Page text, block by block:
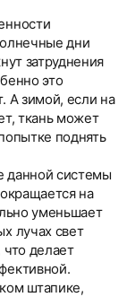
дни
затруднения
это
А зимой, если на
ткань может
поднять
данной системы
на
уменьшает
лучах свет
что делает
штапике,